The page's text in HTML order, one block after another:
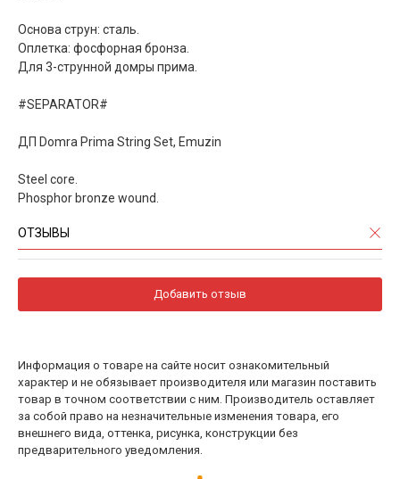
Основа струн: сталь.
Оплетка: фосфорная бронза.
Для 3-струнной домры прима.
#SEPARATOR#
ДП Domra Prima String Set, Emuzin
Steel core.
Phosphor bronze wound.
ОТЗЫВЫ
Добавить отзыв
Информация о товаре на сайте носит ознакомительный
характер и не обязывает производителя или магазин поставить
товар в точном соответствии с ним. Производитель оставляет
за собой право на незначительные изменения товара, его
внешнего вида, оттенка, рисунка, конструкции без
предварительного уведомления.